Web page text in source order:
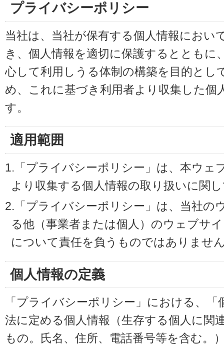
プライバシーポリシー
当社は、当社が保有する個人情報におい
き、個人情報を適切に保護するとともに
心して利用しうる体制の構築を目的とし
め、これに基づき利用者より収集した個
す。
適用範囲
1.「プライバシーポリシー」は、本ウェ
より収集する個人情報の取り扱いに関
2.「プライバシーポリシー」は、当社の
る他（事業者または個人）のウェブサ
について責任を負うものではありませ
個人情報の定義
「プライバシーポリシー」における、
法に定める個人情報（生存する個人に関
もの。氏名、住所、電話番号等を含む。